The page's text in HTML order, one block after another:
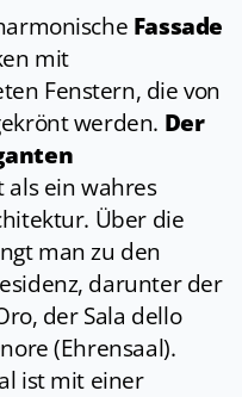
Fassade
mit
Fenstern, die von
werden. Der
als ein wahres
Über die
man zu den
darunter der
der Sala dello
(Ehrensaal).
ist mit einer